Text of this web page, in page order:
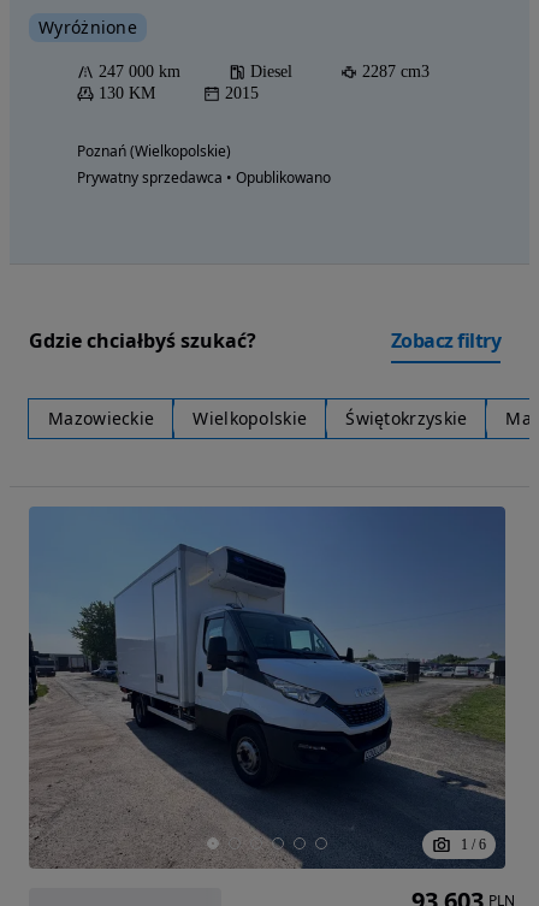
Wyróżnione
247 000 km Diesel
2287 cm3
130 KM
2015
Poznań (Wielkopolskie)
Prywatny sprzedawca • Opublikowano
Gdzie chciałbyś szukać? Zobacz filtry
Mazowieckie Wielkopolskie Świętokrzyskie
1 / 6
PLN